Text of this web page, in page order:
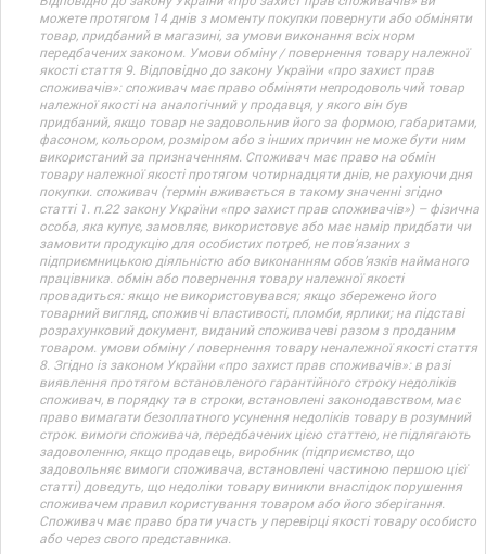
можете протягом 14 днів з моменту покупки повернути або обміняти
товар, придбаний в магазині, за умови виконання всіх норм
передбачених законом. Умови обміну / повернення товару належної
якості стаття 9. Відповідно до закону України «про захист прав
споживачів»: споживач має право обміняти непродовольчий товар
належної якості на аналогічний у продавця, у якого він був
придбаний, якщо товар не задовольнив його за формою, габаритами,
фасоном, кольором, розміром або з інших причин не може бути ним
використаний за призначенням. Споживач має право на обмін
товару належної якості протягом чотирнадцяти днів, не рахуючи дня
покупки. споживач (термін вживається в такому значенні згідно
статті 1. п.22 закону України «про захист прав споживачів») – фізична
особа, яка купує, замовляє, використовує або має намір придбати чи
замовити продукцію для особистих потреб, не пов’язаних з
підприємницькою діяльністю або виконанням обов’язків найманого
працівника. обмін або повернення товару належної якості
провадиться: якщо не використовувався; якщо збережено його
товарний вигляд, споживчі властивості, пломби, ярлики; на підставі
розрахунковий документ, виданий споживачеві разом з проданим
товаром. умови обміну / повернення товару неналежної якості стаття
8. Згідно із законом України «про захист прав споживачів»: в разі
виявлення протягом встановленого гарантійного строку недоліків
споживач, в порядку та в строки, встановлені законодавством, має
право вимагати безоплатного усунення недоліків товару в розумний
строк. вимоги споживача, передбачених цією статтею, не підлягають
задоволенню, якщо продавець, виробник (підприємство, що
задовольняє вимоги споживача, встановлені частиною першою цієї
статті) доведуть, що недоліки товару виникли внаслідок порушення
споживачем правил користування товаром або його зберігання.
Споживач має право брати участь у перевірці якості товару особисто
або через свого представника.